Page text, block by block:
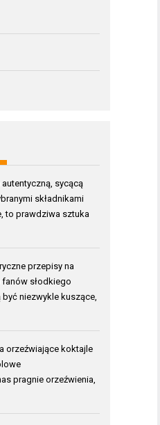
autentyczną, sycącą
składnikami
to prawdziwa sztuka
przepisy na
fanów słodkiego
niezwykle kuszące,
orzeźwiające koktajle
pragnie orzeźwienia,